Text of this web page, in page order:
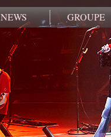
NEWS GROUPE